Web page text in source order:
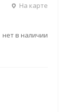
На карте
Нет в наличии